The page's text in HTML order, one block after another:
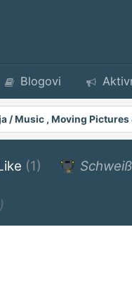
Blogovi
/ Music , Moving Pictures
(1)